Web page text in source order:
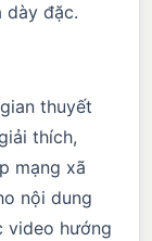
dày đặc.
thuyết
thích,
mạng xã
nội dung
video hướng